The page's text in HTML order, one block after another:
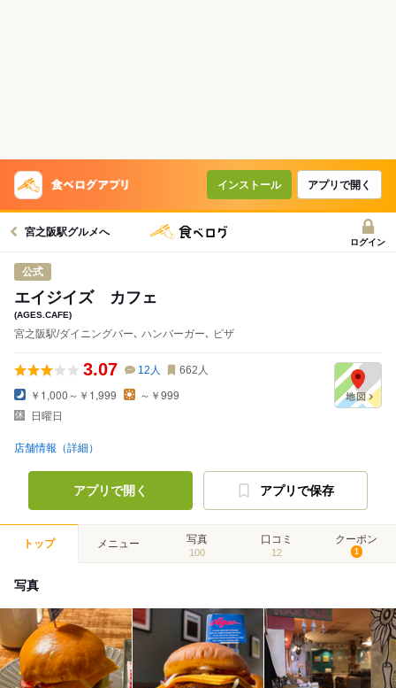
インストール アプリで開く
宮之阪駅グルメへ
ログイン
公式
エイジイズ カフェ
(AGES.CAFE)
宮之阪駅/ダイニングバー､ ハンバーガー､ ピザ
3.07 12 人 662 人
￥1,000～￥1,999
～￥999
日曜日
店舗情報（詳細）
アプリで開く アプリで保存
トップ メニュー 写真
100
口コミ
12
クーポン
1
写真